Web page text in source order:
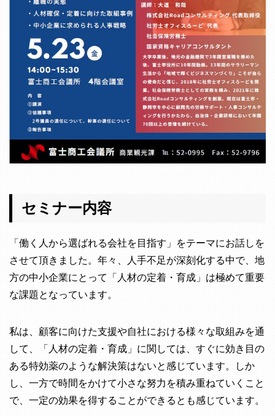
セミナー内容
「働く人から選ばれる会社を目指す」をテーマにお話しを
させて頂きました。年々、人手不足が深刻化する中で、地
方の中小企業にとって「人材の定着・育成」は極めて重要
な課題となっています。
私は、顧客に向けた支援や自社における様々な取組みを通
して、「人材の定着・育成」に関しては、すぐに効き目の
ある特効薬のような解決策はないと感じています。しか
し、一方で時間をかけて小さな努力を積み重ねていくこと
で、一定の効果を得することができるとも感じています。